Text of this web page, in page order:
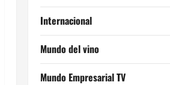
Internacional
Mundo del vino
Mundo Empresarial TV